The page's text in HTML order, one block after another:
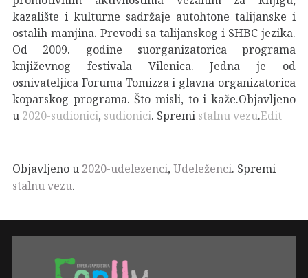
kazalište i kulturne sadržaje autohtone talijanske i
ostalih manjina. Prevodi sa talijanskog i SHBC jezika.
Od 2009. godine suorganizatorica programa
književnog festivala Vilenica. Jedna je od
osnivateljica Foruma Tomizza i glavna organizatorica
koparskog programa. Što misli, to i kaže.Objavljeno
u 2020-sudionici, sudionici. Spremi stalnu vezu.Edit
Objavljeno u 2020-udelezenci, Udeleženci. Spremi
stalnu vezu.